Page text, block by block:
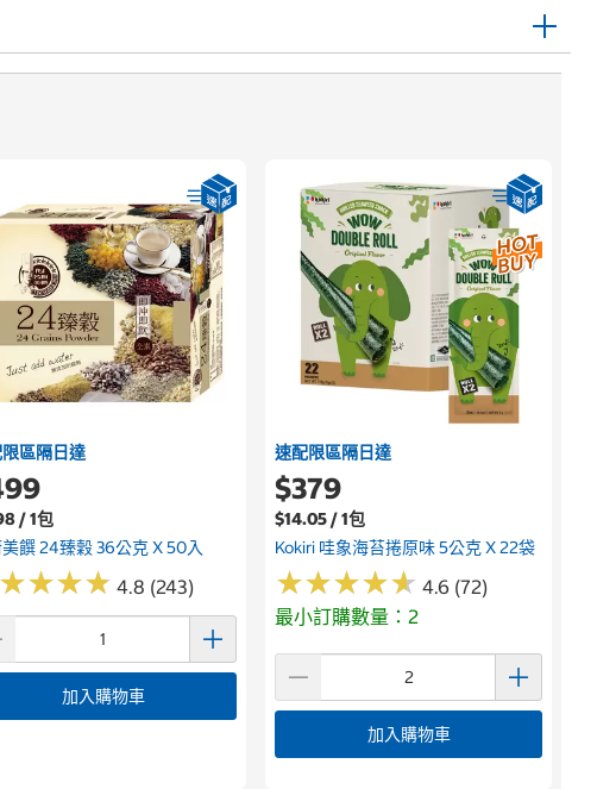
區隔日達
/ 1包
饌 24臻穀 36公克 X 50入
★★★★
★★★★ 4.8 (243)
加入購物車
速配限區隔日達
$379
$14.05 / 1包
Kokiri 哇象海苔捲原味 5公克 X 22袋
★★★★★
★★★★★ 4.6 (72)
最小訂購數量：2
加入購物車